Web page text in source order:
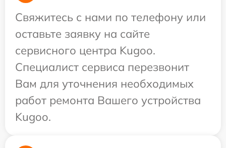
Свяжитесь с нами по телефону или
оставьте заявку на сайте
сервисного центра Kugoo.
Специалист сервиса перезвонит
Вам для уточнения необходимых
работ ремонта Вашего устройства
Kugoo.